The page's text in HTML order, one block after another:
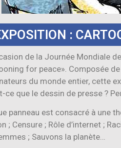
:
de la Journée Mondiale
for peace». Composée
du monde entier, cette
ce que le dessin de presse ?
panneau est consacré à une
; Censure ; Rôle d’internet ;
; Sauvons la planète…